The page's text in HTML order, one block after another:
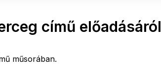
című előadásáról
műsorában.